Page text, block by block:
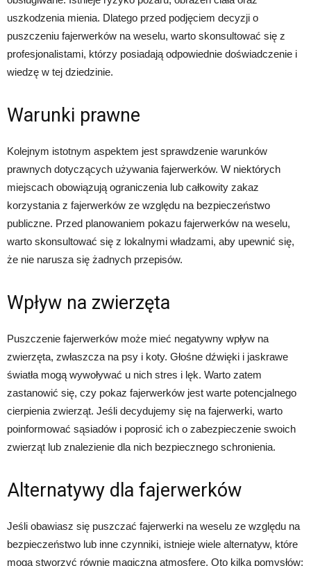
uszkodzenia mienia. Dlatego przed podjęciem decyzji o
puszczeniu fajerwerków na weselu, warto skonsultować się z
profesjonalistami, którzy posiadają odpowiednie doświadczenie i
wiedzę w tej dziedzinie.
Warunki prawne
Kolejnym istotnym aspektem jest sprawdzenie warunków
prawnych dotyczących używania fajerwerków. W niektórych
miejscach obowiązują ograniczenia lub całkowity zakaz
korzystania z fajerwerków ze względu na bezpieczeństwo
publiczne. Przed planowaniem pokazu fajerwerków na weselu,
warto skonsultować się z lokalnymi władzami, aby upewnić się,
że nie narusza się żadnych przepisów.
Wpływ na zwierzęta
Puszczenie fajerwerków może mieć negatywny wpływ na
zwierzęta, zwłaszcza na psy i koty. Głośne dźwięki i jaskrawe
światła mogą wywoływać u nich stres i lęk. Warto zatem
zastanowić się, czy pokaz fajerwerków jest warte potencjalnego
cierpienia zwierząt. Jeśli decydujemy się na fajerwerki, warto
poinformować sąsiadów i poprosić ich o zabezpieczenie swoich
zwierząt lub znalezienie dla nich bezpiecznego schronienia.
Alternatywy dla fajerwerków
Jeśli obawiasz się puszczać fajerwerki na weselu ze względu na
bezpieczeństwo lub inne czynniki, istnieje wiele alternatyw, które
mogą stworzyć równie magiczną atmosferę. Oto kilka pomysłów: